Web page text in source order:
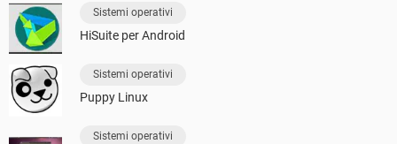
Sistemi operativi
HiSuite per Android
Sistemi operativi
Puppy Linux
Sistemi operativi